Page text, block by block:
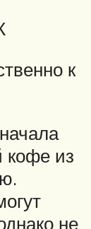
к
кофе из
не